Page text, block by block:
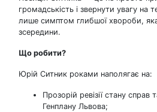
громадськість і звернути увагу на
лише симптом глибшої хвороби,
зсередини.
Що робити?
Юрій Ситник роками наполягає на:
Прозорій ревізії стану справ
Генплану Львова;